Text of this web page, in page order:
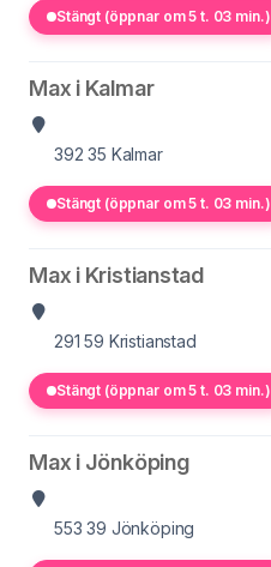
Stängt (öppnar om 5 t. 03 min.)
Max i Kalmar
392 35 Kalmar
Stängt (öppnar om 5 t. 03 min.)
Max i Kristianstad
291 59 Kristianstad
Stängt (öppnar om 5 t. 03 min.)
Max i Jönköping
553 39 Jönköping